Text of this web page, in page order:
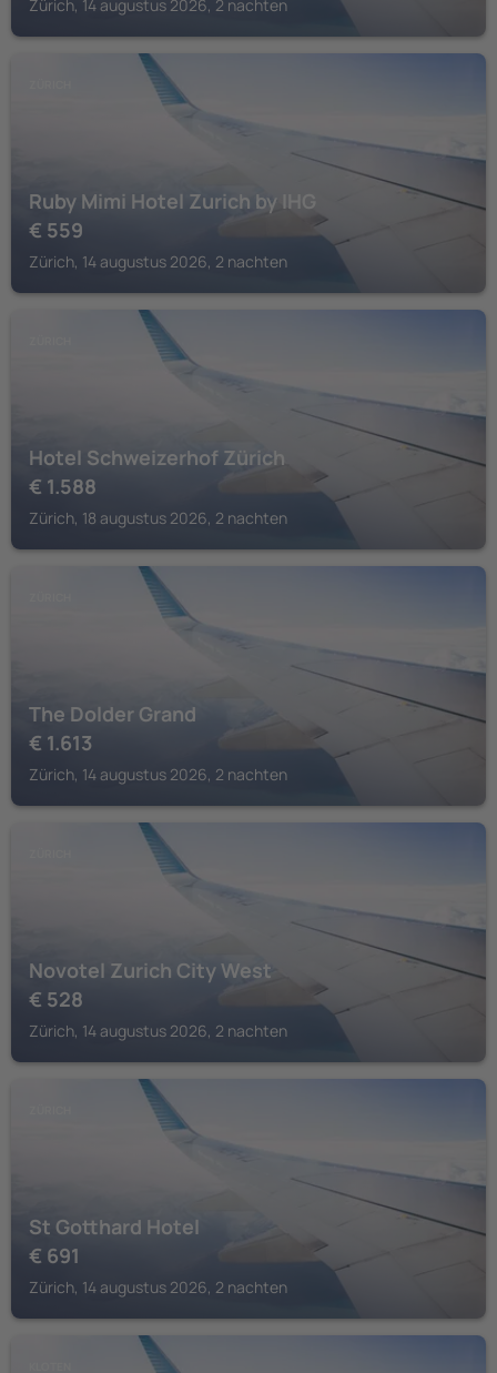
Zürich, 14 augustus 2026, 2 nachten
Ruby Mimi Hotel Zurich by IHG
€ 559
Zürich, 14 augustus 2026, 2 nachten
Hotel Schweizerhof Zürich
€ 1.588
Zürich, 18 augustus 2026, 2 nachten
The Dolder Grand
€ 1.613
Zürich, 14 augustus 2026, 2 nachten
Novotel Zurich City West
€ 528
Zürich, 14 augustus 2026, 2 nachten
St Gotthard Hotel
€ 691
Zürich, 14 augustus 2026, 2 nachten